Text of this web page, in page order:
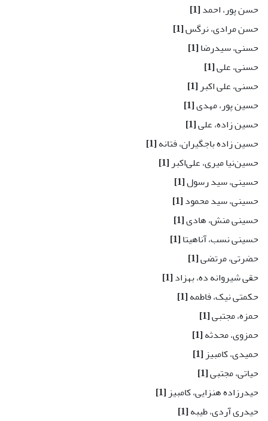
حسن پور، احمد[1]
حسن مرادی، نرگس[1]
حسنی، سیدرضا[1]
حسنی، علی[1]
حسنی، علی اکبر[1]
حسین پور، مهدی[1]
حسین زاده، علی[1]
حسین زاده باجگیران، فتانه[1]
حسین‌نیا میری، علی‌اکبر[1]
حسینی، سید رسول[1]
حسینی، سید محمود[1]
حسینی منش، هادی[1]
حسینی نسب، آناهیتا[1]
حضرتی، مرتضی[1]
حقی شیروانه ده، بهزاد[1]
حکمتی نیک، فاطمه[1]
حمزه، مجتبی[1]
حمزوی، محدثه[1]
حمیدی، کامبیز[1]
حیاتی، مجتبی[1]
حیدرزاده هنزایی، کامبیز[1]
حیدری آردی، طیبه[1]